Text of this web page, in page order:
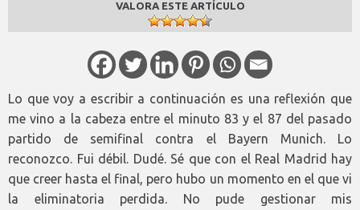
VALORA ESTE ARTÍCULO
Lo que voy a escribir a continuación es una reflexión que
me vino a la cabeza entre el minuto 83 y el 87 del pasado
partido de semifinal contra el Bayern Munich. Lo
reconozco. Fui débil. Dudé. Sé que con el Real Madrid hay
que creer hasta el final, pero hubo un momento en el que vi
la eliminatoria perdida. No pude gestionar mis